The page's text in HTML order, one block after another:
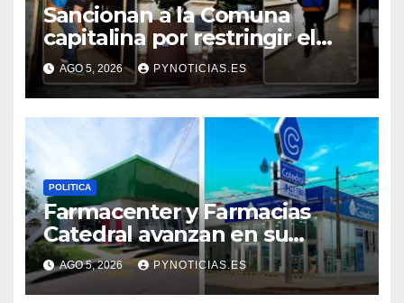
Sancionan a la Comuna
capitalina por restringir el
control de plagas
AGO 5, 2026 PYNOTICIAS.ES
POLITICA
Farmacenter y Farmacias
Catedral avanzan en su
proceso de fusión
AGO 5, 2026 PYNOTICIAS.ES